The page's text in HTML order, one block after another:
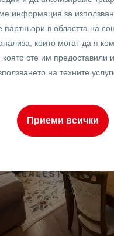
Шишков
информация за
партньори в областта на
които могат да я
сте им предоставили
на техните
Приеми всички